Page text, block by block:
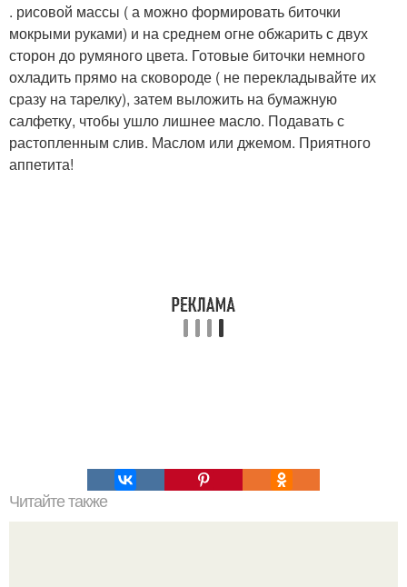
. рисовой массы ( а можно формировать биточки
мокрыми руками) и на среднем огне обжарить с двух
сторон до румяного цвета. Готовые биточки немного
охладить прямо на сковороде ( не перекладывайте их
сразу на тарелку), затем выложить на бумажную
салфетку, чтобы ушло лишнее масло. Подавать с
растопленным слив. Маслом или джемом. Приятного
аппетита!
Читайте также